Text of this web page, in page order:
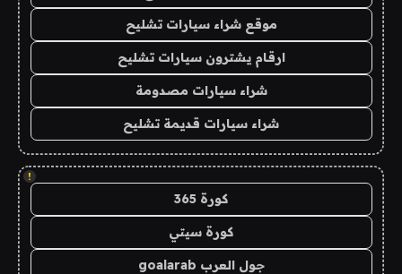
موقع شراء سيارات تشليح
ارقام يشترون سيارات تشليح
شراء سيارات مصدومة
شراء سيارات قديمة تشليح
!
كورة 365
كورة سيتي
جول العرب goalarab